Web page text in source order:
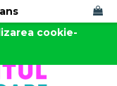
navigarii
cookie-